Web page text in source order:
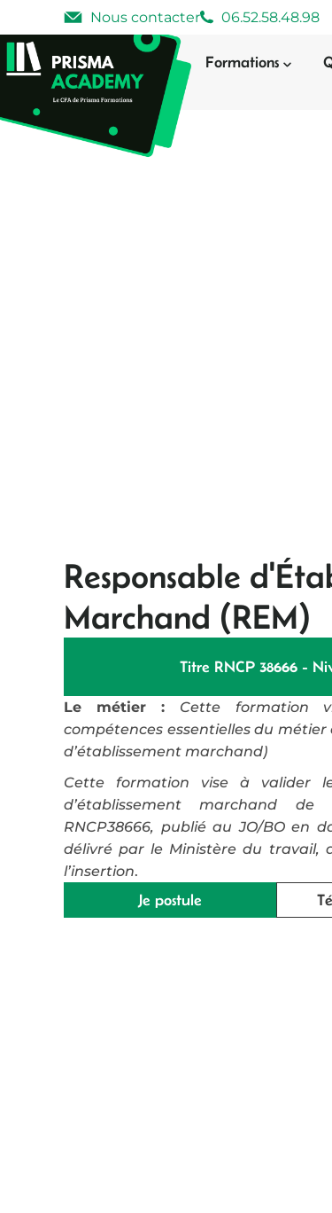
Nous contacter 06.52.58.48.98
Formations
Responsable
Marchand (REM)
Titre RNCP 38666 -
Le métier : Cette formation
compétences essentielles du métier
d’établissement marchand)
Cette formation vise à valider
d’établissement marchand de
RNCP38666, publié au JO/BO en
délivré par le Ministère du travail,
l’insertion.
Je postule